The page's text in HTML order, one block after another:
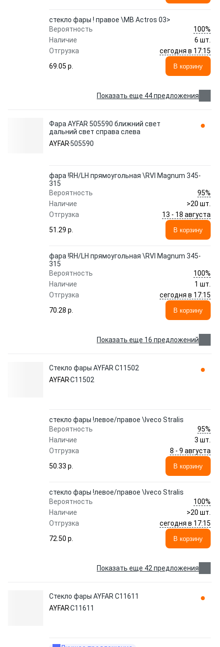
стекло фары ! правое \MB Actros 03>
Вероятность
100%
Наличие
6 шт.
Отгрузка
сегодня в 17:15
69.05 p.
В корзину
Показать еще 44 предложения
Фара AYFAR 505590 ближний свет
дальний свет справа слева
AYFAR 505590
фара !RH/LH прямоугольная \RVI Magnum 345-
315
Вероятность
95%
Наличие
>20 шт.
Отгрузка
13 - 18 августа
51.29 p.
В корзину
фара !RH/LH прямоугольная \RVI Magnum 345-
315
Вероятность
100%
Наличие
1 шт.
Отгрузка
сегодня в 17:15
70.28 p.
В корзину
Показать еще 16 предложений
Стекло фары AYFAR C11502
AYFARC11502
стекло фары !левое/правое \Iveco Stralis
Вероятность
95%
Наличие
3 шт.
Отгрузка
8 - 9 августа
50.33 p.
В корзину
стекло фары !левое/правое \Iveco Stralis
Вероятность
100%
Наличие
>20 шт.
Отгрузка
сегодня в 17:15
72.50 p.
В корзину
Показать еще 42 предложения
Стекло фары AYFAR C11611
AYFARC11611